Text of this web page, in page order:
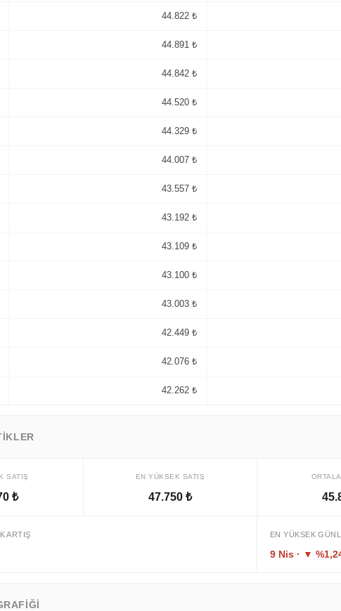
44.822 ₺
44.891 ₺
44.842 ₺
44.520 ₺
44.329 ₺
44.007 ₺
43.557 ₺
43.192 ₺
43.109 ₺
43.100 ₺
43.003 ₺
42.449 ₺
42.076 ₺
42.262 ₺
SATIŞ
₺
EN YÜKSEK SATIŞ
47.750 ₺
ARTIŞ EN YÜKSEK
9 Nis · ▼